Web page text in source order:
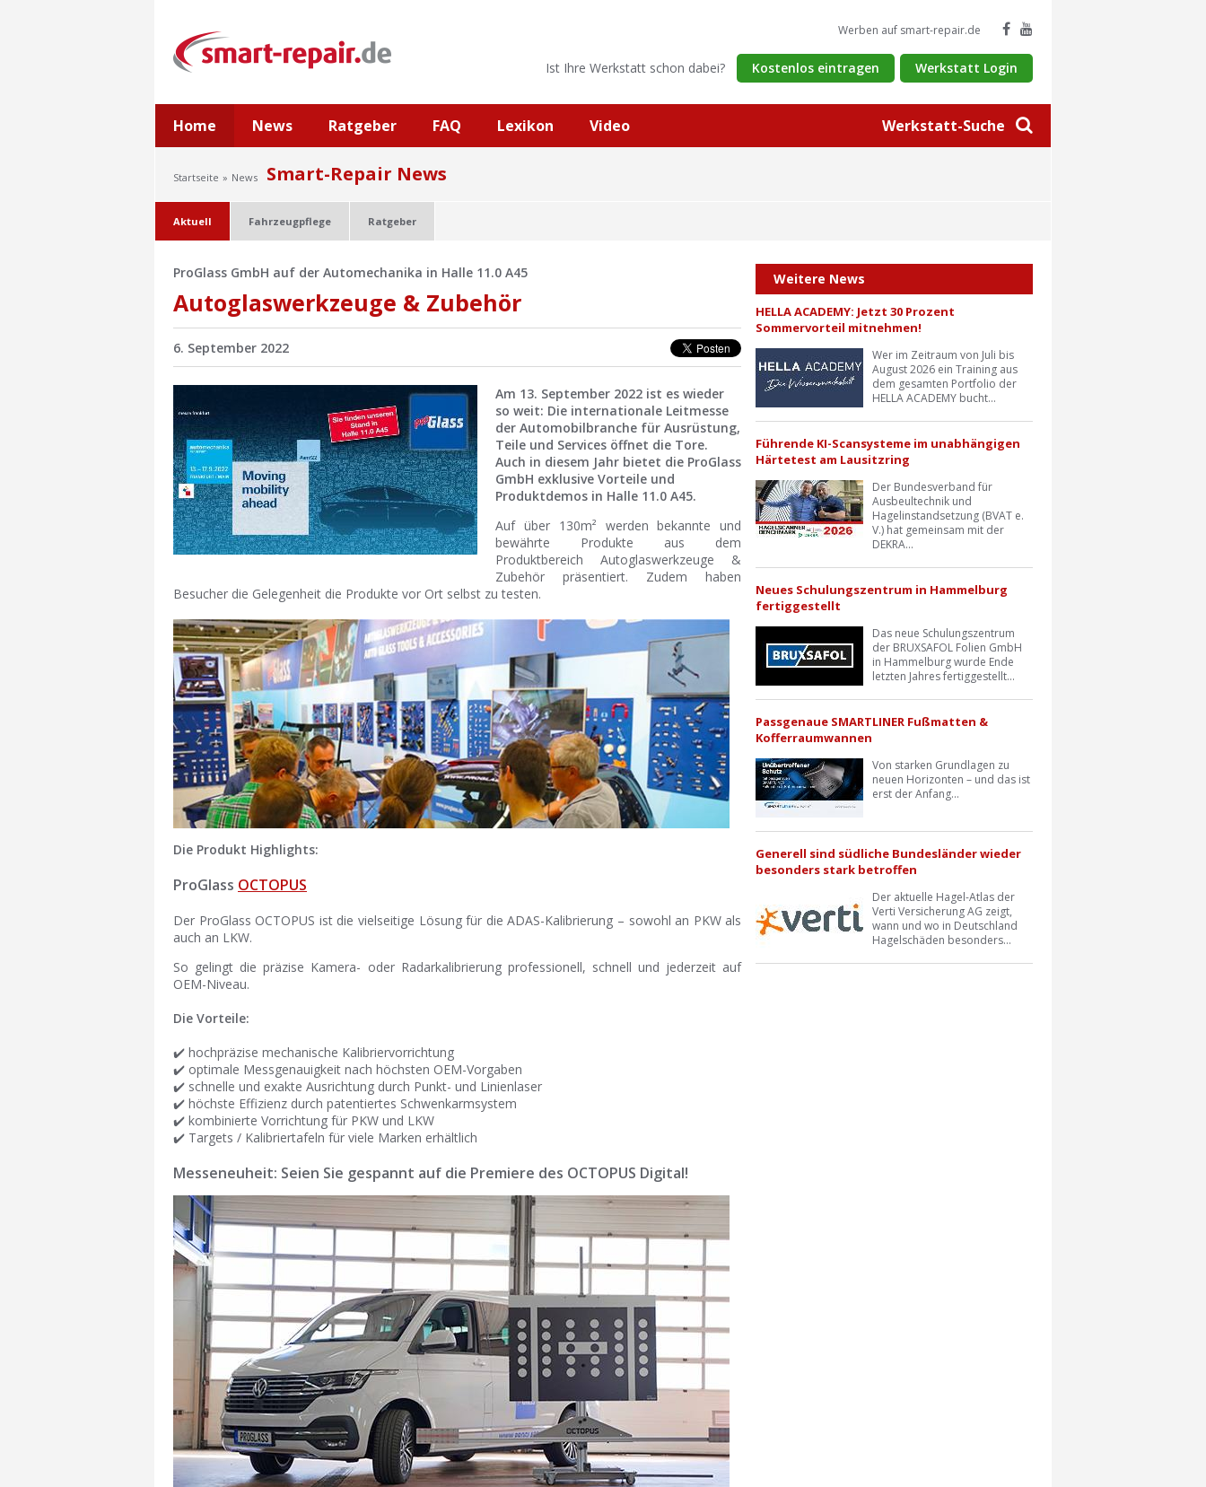
Werkstatt-Suche
Werben auf smart-repair.de
Ist Ihre Werkstatt schon dabei? Kostenlos eintragen Werkstatt Login
Home News Ratgeber FAQ Lexikon Video
Startseite News Smart-Repair News
Aktuell Fahrzeugpflege Ratgeber
ProGlass GmbH auf der Automechanika in Halle 11.0 A45
Autoglaswerkzeuge & Zubehör
6. September 2022
Am 13. September 2022 ist es wieder
so weit: Die internationale Leitmesse
der Automobilbranche für Ausrüstung,
Teile und Services öffnet die Tore.
Auch in diesem Jahr bietet die ProGlass
GmbH exklusive Vorteile und
Produktdemos in Halle 11.0 A45.
Auf über 130m² werden bekannte und
bewährte Produkte aus dem
Produktbereich Autoglaswerkzeuge &
Zubehör präsentiert. Zudem haben
Besucher die Gelegenheit die Produkte vor Ort selbst zu testen.
Die Produkt Highlights:
ProGlass OCTOPUS
Der ProGlass OCTOPUS ist die vielseitige Lösung für die ADAS-Kalibrierung – sowohl an PKW als
auch an LKW.
So gelingt die präzise Kamera- oder Radarkalibrierung professionell, schnell und jederzeit auf
OEM-Niveau.
Die Vorteile:
✔️ hochpräzise mechanische Kalibriervorrichtung
✔️ optimale Messgenauigkeit nach höchsten OEM-Vorgaben
✔️ schnelle und exakte Ausrichtung durch Punkt- und Linienlaser
✔️ höchste Effizienz durch patentiertes Schwenkarmsystem
✔️ kombinierte Vorrichtung für PKW und LKW
✔️ Targets / Kalibriertafeln für viele Marken erhältlich
Messeneuheit: Seien Sie gespannt auf die Premiere des OCTOPUS Digital!
Weitere News
HELLA ACADEMY: Jetzt 30 Prozent
Sommervorteil mitnehmen!
Wer im Zeitraum von Juli bis
August 2026 ein Training aus
dem gesamten Portfolio der
HELLA ACADEMY bucht...
Führende KI-Scansysteme im unabhängigen
Härtetest am Lausitzring
Der Bundesverband für
Ausbeultechnik und
Hagelinstandsetzung (BVAT e.
V.) hat gemeinsam mit der
DEKRA...
Neues Schulungszentrum in Hammelburg
fertiggestellt
Das neue Schulungszentrum
der BRUXSAFOL Folien GmbH
in Hammelburg wurde Ende
letzten Jahres fertiggestellt...
Passgenaue SMARTLINER Fußmatten &
Kofferraumwannen
Von starken Grundlagen zu
neuen Horizonten – und das ist
erst der Anfang...
Generell sind südliche Bundesländer wieder
besonders stark betroffen
Der aktuelle Hagel-Atlas der
Verti Versicherung AG zeigt,
wann und wo in Deutschland
Hagelschäden besonders...